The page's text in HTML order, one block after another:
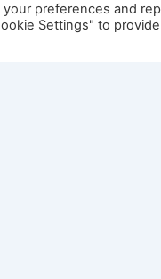
preferences and
Settings" to